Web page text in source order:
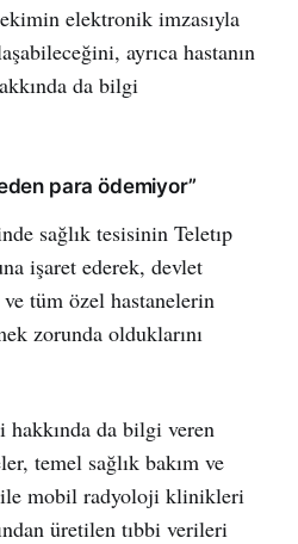
elektronik imzasıyla
ayrıca hastanın
da bilgi
para ödemiyor”
sağlık tesisinin Teletıp
işaret ederek, devlet
tüm özel hastanelerin
zorunda olduklarını
hakkında da bilgi veren
temel sağlık bakım ve
mobil radyoloji klinikleri
üretilen tıbbi verileri